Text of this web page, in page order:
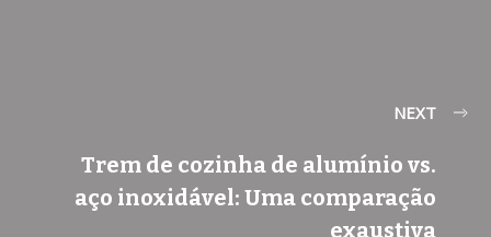
NEXT
Trem de cozinha de alumínio vs.
aço inoxidável: Uma comparação
exaustiva